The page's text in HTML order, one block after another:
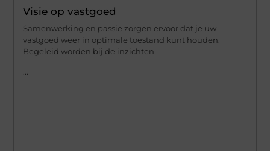
Visie op vastgoed
Samenwerking en passie zorgen ervoor dat je uw
vastgoed weer in optimale toestand kunt houden.
Begeleid worden bij de inzichten